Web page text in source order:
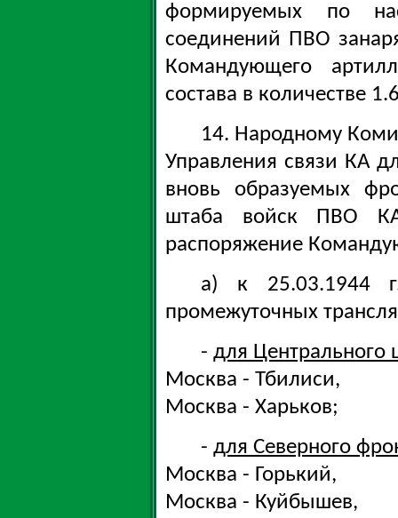
формируемых по
соединений ПВО
Командующего
состава в количестве
14. Народному
Управления связи КА
вновь образуемых
штаба войск ПВО
распоряжение
а) к 25.03.1944
промежуточных
- для
Москва - Тбилиси,
Москва - Харьков;
- для Северного
Москва - Горький,
Москва - Куйбышев,